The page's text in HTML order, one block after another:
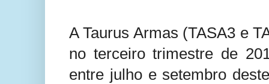
A Taurus Armas (TASA3 e
no terceiro trimestre de
entre julho e setembro